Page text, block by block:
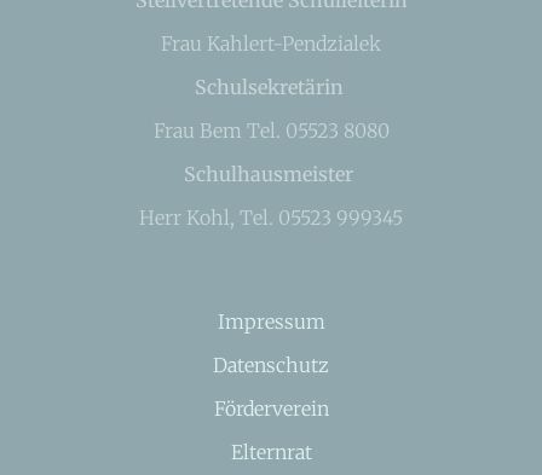
Frau Kahlert-Pendzialek
Schulsekretärin
Frau Bem Tel. 05523 8080
Schulhausmeister
Herr Kohl, Tel. 05523 999345
Impressum
Datenschutz
Förderverein
Elternrat